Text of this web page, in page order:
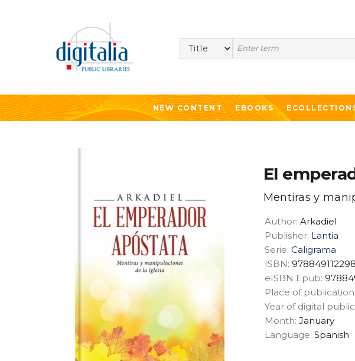
Search
NEW CONTENT EBOOKS
El
Mentiras y
Author: Arkadiel
Publisher: Lantia
Serie: Caligrama
ISBN:
eISBN Epub:
Place of publication:
Year of digital
Month: January
Language: Spanish